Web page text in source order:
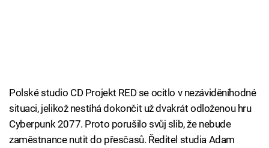
Polské studio CD Projekt RED se ocitlo v nezáviděníhodné
situaci, jelikož nestíhá dokončit už dvakrát odloženou hru
Cyberpunk 2077. Proto porušilo svůj slib, že nebude
zaměstnance nutit do přesčasů. Ředitel studia Adam